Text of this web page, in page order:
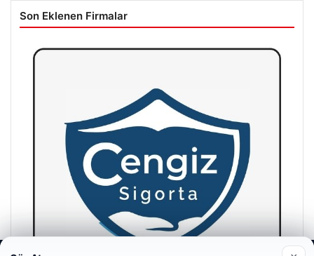
Son Eklenen Firmalar